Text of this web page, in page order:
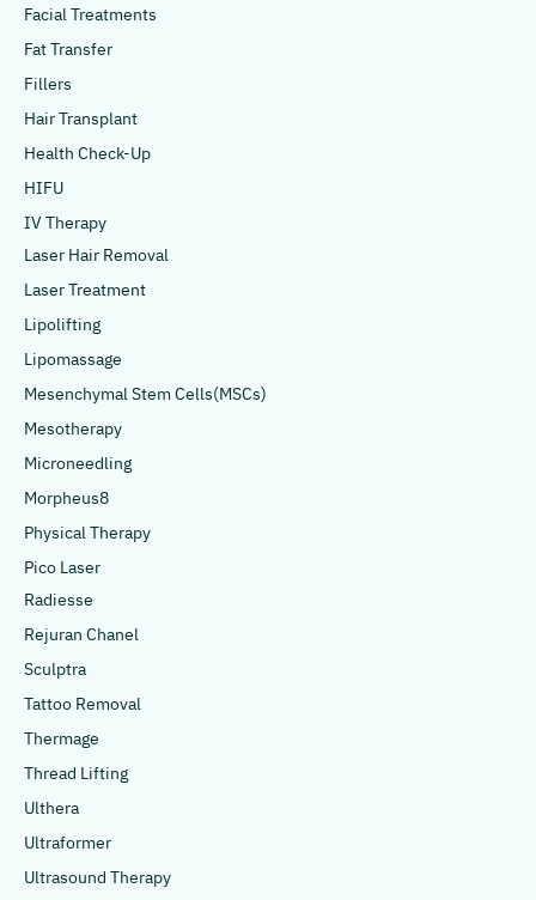
Facial Treatments
Fat Transfer
Fillers
Hair Transplant
Health Check-Up
HIFU
IV Therapy
Laser Hair Removal
Laser Treatment
Lipolifting
Lipomassage
Mesenchymal Stem Cells(MSCs)
Mesotherapy
Microneedling
Morpheus8
Physical Therapy
Pico Laser
Radiesse
Rejuran Chanel
Sculptra
Tattoo Removal
Thermage
Thread Lifting
Ulthera
Ultraformer
Ultrasound Therapy